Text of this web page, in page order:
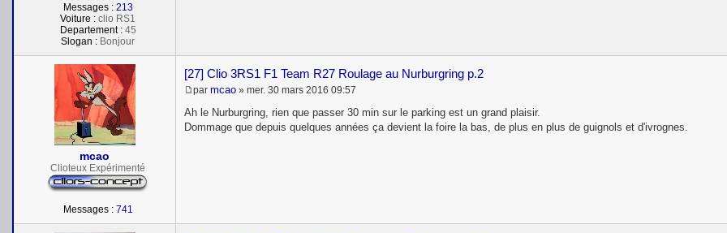
Messages : 213
Voiture : clio RS1
Departement :45
Slogan : Bonjour
mcao
Clioteux Expérimenté
Messages : 741
[27] Clio 3RS1 F1 Team R27 Roulage au Nurburgring p.2
e
s
par mcao » mer. 30 mars 2016 09:57
Ah le Nurburgring, rien que passer 30 min sur le parking est un grand plaisir.
Dommage que depuis quelques années ça devient la foire la bas, de plus en plus de guignols et d'ivrognes.